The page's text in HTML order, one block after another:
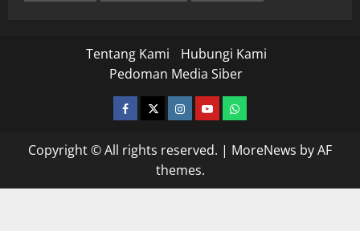
Tentang Kami
Hubungi Kami
Pedoman Media Siber
facebooktwitterinstagram.com
youtubewhatsapp
Copyright © All rights reserved. | MoreNews by AF
themes.